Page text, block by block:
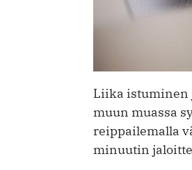
Liika istuminen
muun muassa
reippailemalla
minuutin